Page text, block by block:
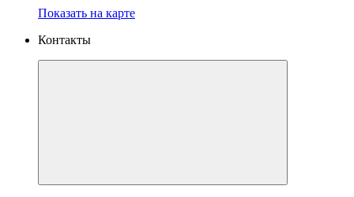
Показать на карте
Контакты